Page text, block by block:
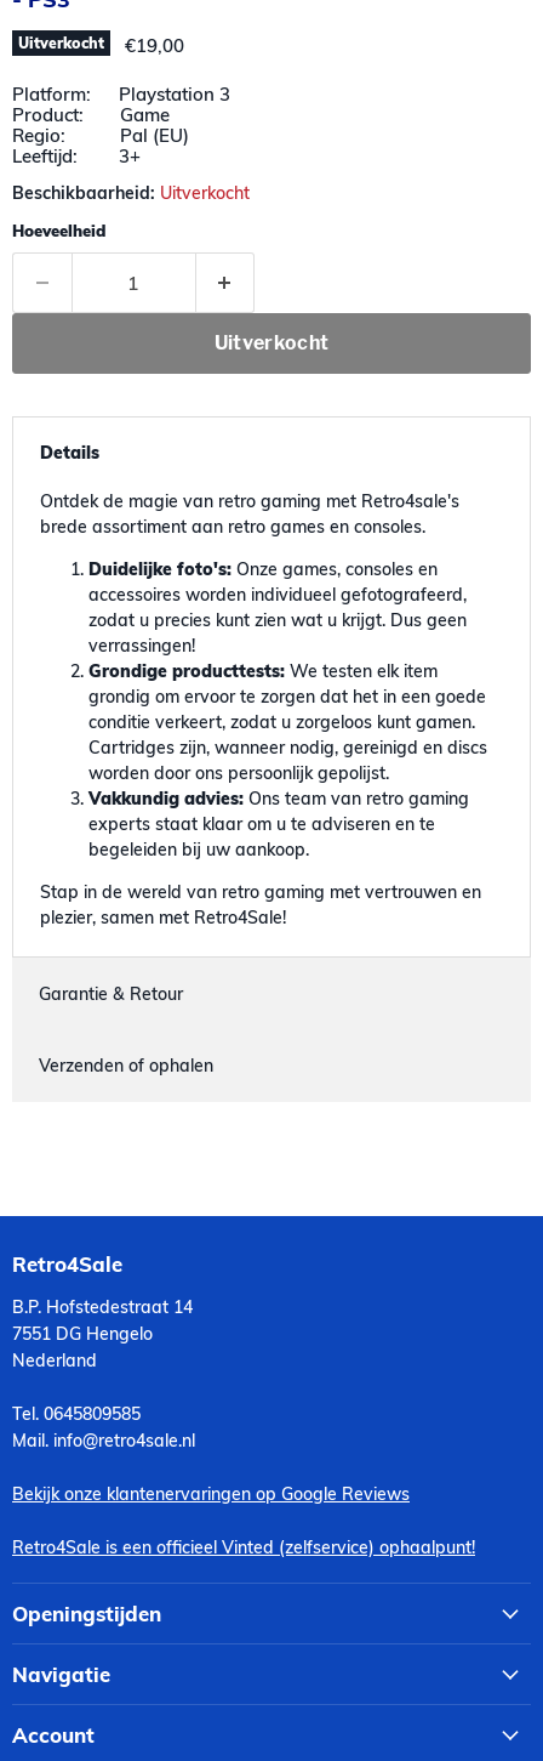
Uitverkocht Huidige prijs
€19,00
Platform: Playstation 3
Product: Game
Regio: Pal (EU)
Leeftijd: 3+
Beschikbaarheid: Uitverkocht
Hoeveelheid
Uitverkocht
Details
Ontdek de magie van retro gaming met Retro4sale's
brede assortiment aan retro games en consoles.
Duidelijke foto's:Onze games, consoles en
accessoires worden individueel gefotografeerd,
zodat u precies kunt zien wat u krijgt. Dus geen
verrassingen!
Grondige producttests:We testen elk item
grondig om ervoor te zorgen dat het in een goede
conditie verkeert, zodat u zorgeloos kunt gamen.
Cartridges zijn, wanneer nodig, gereinigd en discs
worden door ons persoonlijk gepolijst.
Vakkundig advies:Ons team van retro gaming
experts staat klaar om u te adviseren en te
begeleiden bij uw aankoop.
Stap in de wereld van retro gaming met vertrouwen en
plezier, samen met Retro4Sale!
Garantie & Retour
Verzenden of ophalen
Retro4Sale
B.P. Hofstedestraat 14
7551 DG Hengelo
Nederland
Tel. 0645809585
Mail. info@retro4sale.nl
Bekijk onze klantenervaringen op Google Reviews
Retro4Sale is een officieel Vinted (zelfservice) ophaalpunt!
Openingstijden
Navigatie
Account